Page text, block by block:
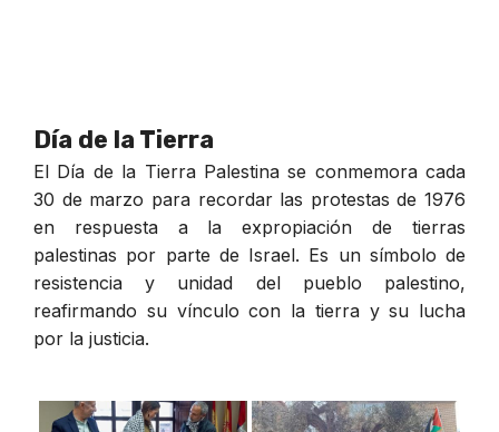
Día de la Tierra
El Día de la Tierra Palestina se conmemora cada
30 de marzo para recordar las protestas de 1976
en respuesta a la expropiación de tierras
palestinas por parte de Israel. Es un símbolo de
resistencia y unidad del pueblo palestino,
reafirmando su vínculo con la tierra y su lucha
por la justicia.